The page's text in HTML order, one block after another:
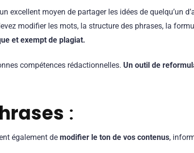
excellent moyen de partager les idées de quelqu’un
modifier les mots, la structure des phrases, la
et exempt de plagiat.
compétences rédactionnelles. Un outil de
:
également de modifier le ton de vos contenus,